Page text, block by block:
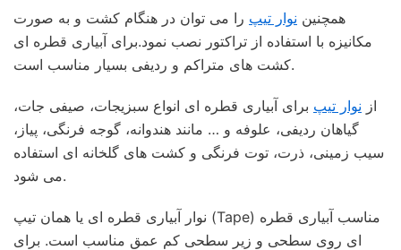
همچنین نوار تیپ را می توان در هنگام کشت و به صورت
مکانیزه با استفاده از تراکتور نصب نمود.برای آبیاری قطره ای
کشت های متراکم و ردیفی بسیار مناسب است.
از نوار تیپ برای آبیاری قطره ای انواع سبزیجات، صیفی جات،
گیاهان ردیفی، علوفه و … مانند هندوانه، گوجه فرنگی، پیاز،
سیب زمینی، ذرت، توت فرنگی و کشت های گلخانه ای استفاده
می شود.
نوار آبیاری قطره ای یا همان تیپ (Tape) مناسب آبیاری قطره
ای روی سطحی و زیر سطحی کم عمق مناسب است. برای